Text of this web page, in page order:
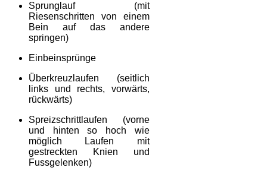
Sprunglauf (mit
Riesenschritten von einem
Bein auf das andere
springen)
Einbeinsprünge
Überkreuzlaufen (seitlich
links und rechts, vorwärts,
rückwärts)
Spreizschrittlaufen (vorne
und hinten so hoch wie
möglich Laufen mit
gestreckten Knien und
Fussgelenken)